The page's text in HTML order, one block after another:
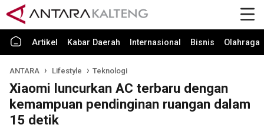
Artikel Kabar Daerah Internasional Bisnis Olahraga
ANTARA Lifestyle Teknologi
Xiaomi luncurkan AC terbaru dengan
kemampuan pendinginan ruangan dalam
15 detik